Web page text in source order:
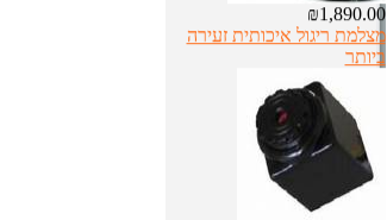
₪1,890.00
מצלמת ריגול איכותית זעירה
ביותר